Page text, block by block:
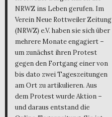
NRWZ ins Leben gerufen. Im
Verein Neue Rottweiler Zeitung
(NRWZ) e.V. haben sie sich über
mehrere Monate engagiert –
um zunächst ihren Protest
gegen den Fortgang einer von
bis dato zwei Tageszeitungen
am Ort zu artikulieren. Aus
dem Protest wurde Aktion –
und daraus entstand die